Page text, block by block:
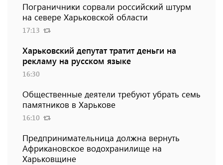
Пограничники сорвали российский штурм
на севере Харьковской области
17:13
Харьковский депутат тратит деньги на
рекламу на русском языке
16:30
Общественные деятели требуют убрать семь
памятников в Харькове
16:10
Предпринимательница должна вернуть
Африкановское водохранилище на
Харьковщине